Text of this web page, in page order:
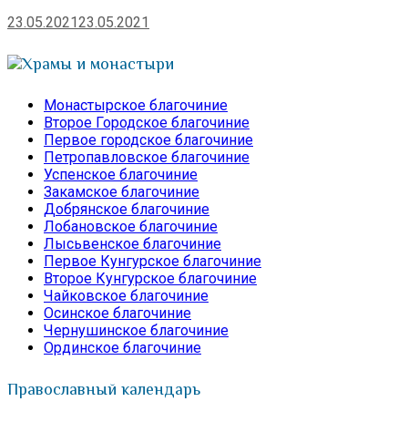
23.05.202123.05.2021
Храмы и монастыри
Монастырское благочиние
Второе Городское благочиние
Первое городское благочиние
Петропавловское благочиние
Успенское благочиние
Закамское благочиние
Добрянское благочиние
Лобановское благочиние
Лысьвенское благочиние
Первое Кунгурское благочиние
Второе Кунгурское благочиние
Чайковское благочиние
Осинское благочиние
Чернушинское благочиние
Ординское благочиние
Православный календарь